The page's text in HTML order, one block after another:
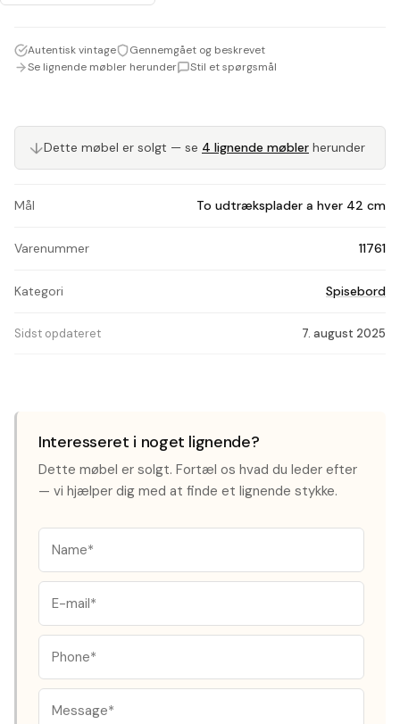
Mål To udtræksplader a hver 42 cm
Varenummer 11761
Kategori Spisebord
Sidst opdateret 7. august 2025
Autentisk vintage
Gennemgået og beskrevet
Se lignende møbler herunder
Stil et spørgsmål
↓Dette møbel er solgt — se 4 lignende møbler herunder
Interesseret i noget lignende?
Dette møbel er solgt. Fortæl os hvad du leder efter
— vi hjælper dig med at finde et lignende stykke.